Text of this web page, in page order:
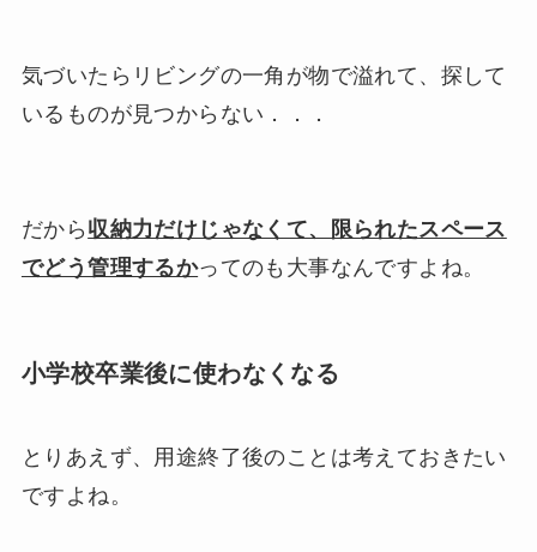
気づいたらリビングの一角が物で溢れて、探して
いるものが見つからない．．．
だから 収納力だけじゃなくて、限られたスペース
でどう管理するかってのも大事なんですよね。
小学校卒業後に使わなくなる
とりあえず、用途終了後のことは考えておきたい
ですよね。